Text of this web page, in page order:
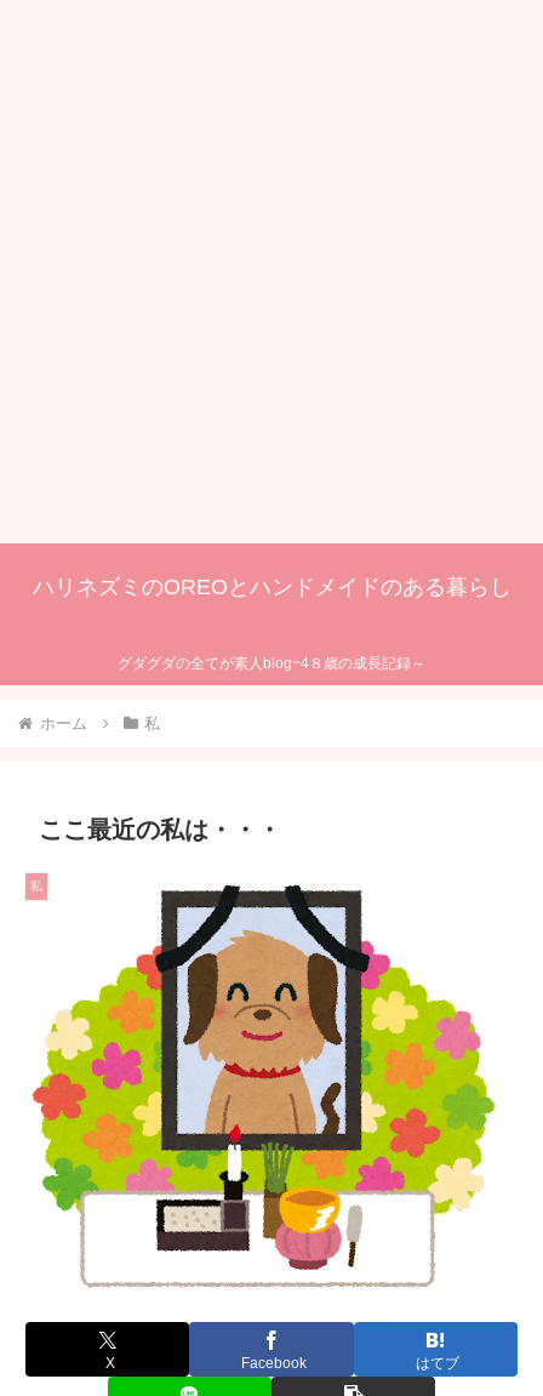
ハリネズミのOREOとハンドメイドのある暮らし
グダグダの全てが素人blog~4８歳の成長記録～
ホーム 私
ここ最近の私は・・・
私
X Facebook はてブ